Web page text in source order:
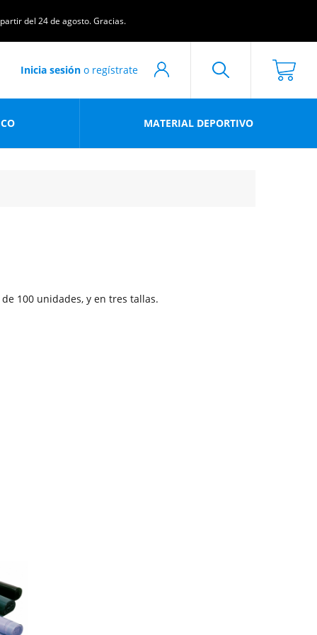
del 24 de agosto. Gracias.
Inicia sesión o regístrate
MATERIAL DEPORTIVO
100 unidades, y en tres tallas.